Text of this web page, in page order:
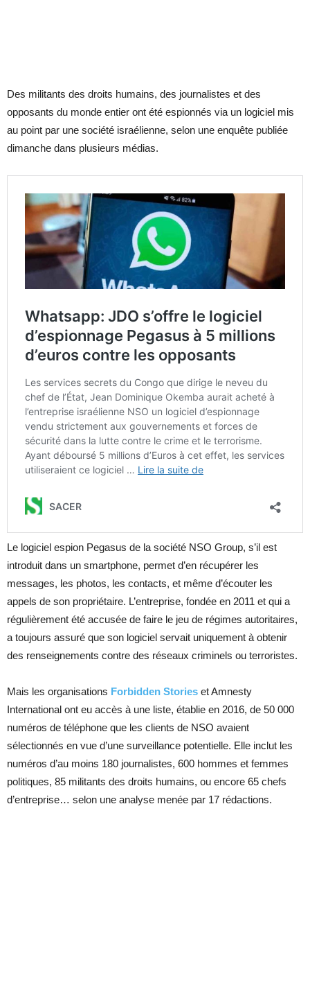
Des militants des droits humains, des journalistes et des
opposants du monde entier ont été espionnés via un logiciel mis
au point par une société israélienne, selon une enquête publiée
dimanche dans plusieurs médias.
Le logiciel espion Pegasus de la société NSO Group, s’il est
introduit dans un smartphone, permet d’en récupérer les
messages, les photos, les contacts, et même d’écouter les
appels de son propriétaire. L’entreprise, fondée en 2011 et qui a
régulièrement été accusée de faire le jeu de régimes autoritaires,
a toujours assuré que son logiciel servait uniquement à obtenir
des renseignements contre des réseaux criminels ou terroristes.
Mais les organisations Forbidden Stories et Amnesty
International ont eu accès à une liste, établie en 2016, de 50 000
numéros de téléphone que les clients de NSO avaient
sélectionnés en vue d’une surveillance potentielle. Elle inclut les
numéros d’au moins 180 journalistes, 600 hommes et femmes
politiques, 85 militants des droits humains, ou encore 65 chefs
d’entreprise… selon une analyse menée par 17 rédactions.